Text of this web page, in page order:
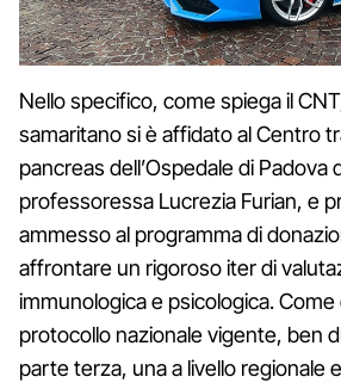
Nello specifico, come spiega il
samaritano si è affidato al Centro
pancreas dell’Ospedale di Padova
professoressa Lucrezia Furian, e
ammesso al programma di
affrontare un rigoroso iter di
immunologica e psicologica.
protocollo nazionale vigente, ben
parte terza, una a livello regionale